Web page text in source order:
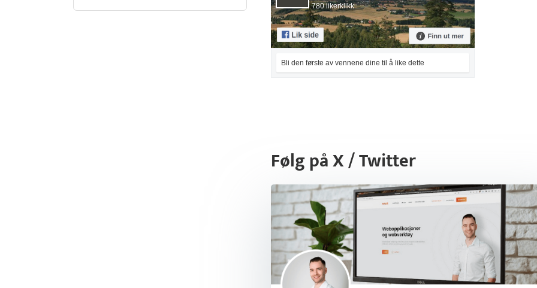
780 likerklikk
Bli den første av vennene dine til å like dette
Følg på X / Twitter